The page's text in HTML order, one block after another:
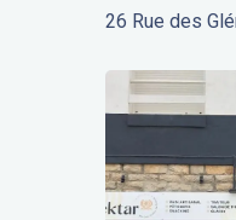
26 Rue des